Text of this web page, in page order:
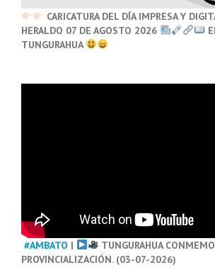
CARICATURA DEL DÍA IMPRESA Y
HERALDO 07 DE AGOSTO 2026
TUNGURAHUA
#AMBATO |
TUNGURAHUA
PROVINCIALIZACIÓN. (03-07-2026)